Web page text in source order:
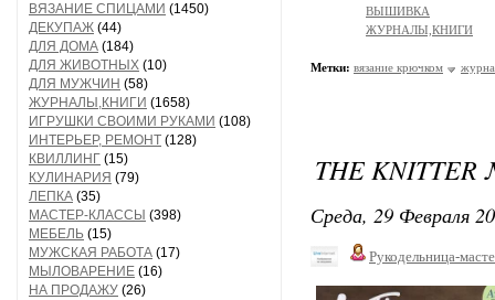
ВЯЗАНИЕ СПИЦАМИ (1450)
ДЕКУПАЖ (44)
ДЛЯ ДОМА (184)
ДЛЯ ЖИВОТНЫХ (10)
ДЛЯ МУЖЧИН (58)
ЖУРНАЛЫ,КНИГИ (1658)
ИГРУШКИ СВОИМИ РУКАМИ (108)
ИНТЕРЬЕР, РЕМОНТ (128)
КВИЛЛИНГ (15)
КУЛИНАРИЯ (79)
ЛЕПКА (35)
МАСТЕР-КЛАССЫ (398)
МЕБЕЛЬ (15)
МУЖСКАЯ РАБОТА (17)
МЫЛОВАРЕНИЕ (16)
НА ПРОДАЖУ (26)
ВЫШИВКА
ЖУРНАЛЫ,КНИГИ
Метки: вязание крючком
THE KNITTER
Среда, 29 Февраля
Рукодельница-